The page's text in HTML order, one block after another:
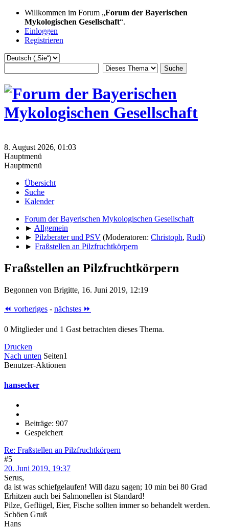
Willkommen im Forum „Forum der Bayerischen
Mykologischen Gesellschaft“.
Einloggen
Registrieren
8. August 2026, 01:03
Hauptmenü
Hauptmenü
Übersicht
Suche
Kalender
Forum der Bayerischen Mykologischen Gesellschaft
► Allgemein
► Pilzberater und PSV (Moderatoren: Christoph, Rudi)
► Fraßstellen an Pilzfruchtkörpern
Fraßstellen an Pilzfruchtkörpern
Begonnen von Brigitte, 16. Juni 2019, 12:19
⏪ vorheriges - nächstes ⏩
0 Mitglieder und 1 Gast betrachten dieses Thema.
Drucken
Nach unten Seiten1
Benutzer-Aktionen
hansecker
Beiträge: 907
Gespeichert
Re: Fraßstellen an Pilzfruchtkörpern
#5
20. Juni 2019, 19:37
Serus,
da ist was schiefgelaufen! Will dazu sagen; 10 min bei 80 Grad
Erhitzen auch bei Salmonellen ist Standard!
Pilze, Geflügel, Eier, Fische sollten immer so behandelt werden.
Schöen Gruß
Hans